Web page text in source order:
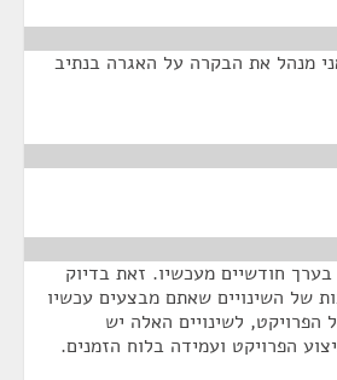
מנהל את הבקרה על האגרה בנתיב
חודשיים מעכשיו. זאת בדיוק
של השינויים שאתם מבצעים עכשיו
לשינויים האלה יש
הפרויקט ועמידה בלוח הזמנים.